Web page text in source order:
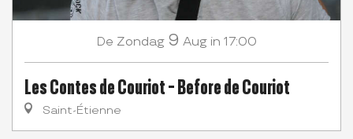
De Zondag 9 Aug in 17:00
Les Contes de Couriot - Before de Couriot
Saint-Étienne